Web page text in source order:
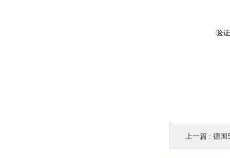
验
上一篇 : 德国